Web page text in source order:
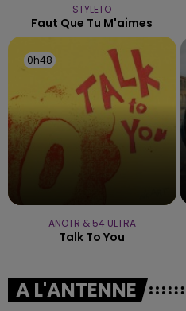
STYLETO
Faut Que Tu M'aimes
0h48
0h48
ANOTR & 54 ULTRA
Talk To You
A L'ANTENNE